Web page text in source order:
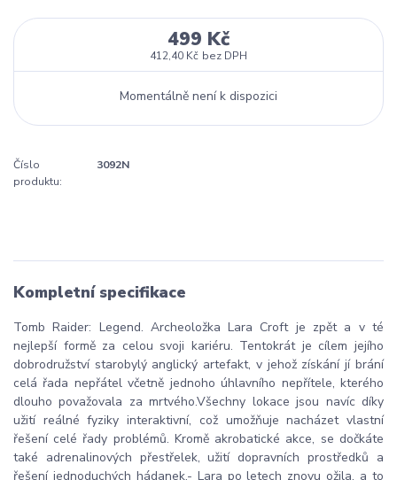
499 Kč
412,40 Kč bez DPH
Momentálně není k dispozici
Číslo
produktu:
3092N
Kompletní specifikace
Tomb Raider: Legend. Archeoložka Lara Croft je zpět a v té
nejlepší formě za celou svoji kariéru. Tentokrát je cílem jejího
dobrodružství starobylý anglický artefakt, v jehož získání jí brání
celá řada nepřátel včetně jednoho úhlavního nepřítele, kterého
dlouho považovala za mrtvého.Všechny lokace jsou navíc díky
užití reálné fyziky interaktivní, což umožňuje nacházet vlastní
řešení celé řady problémů. Kromě akrobatické akce, se dočkáte
také adrenalinových přestřelek, užití dopravních prostředků a
řešení jednoduchých hádanek.- Lara po letech znovu ožila, a to